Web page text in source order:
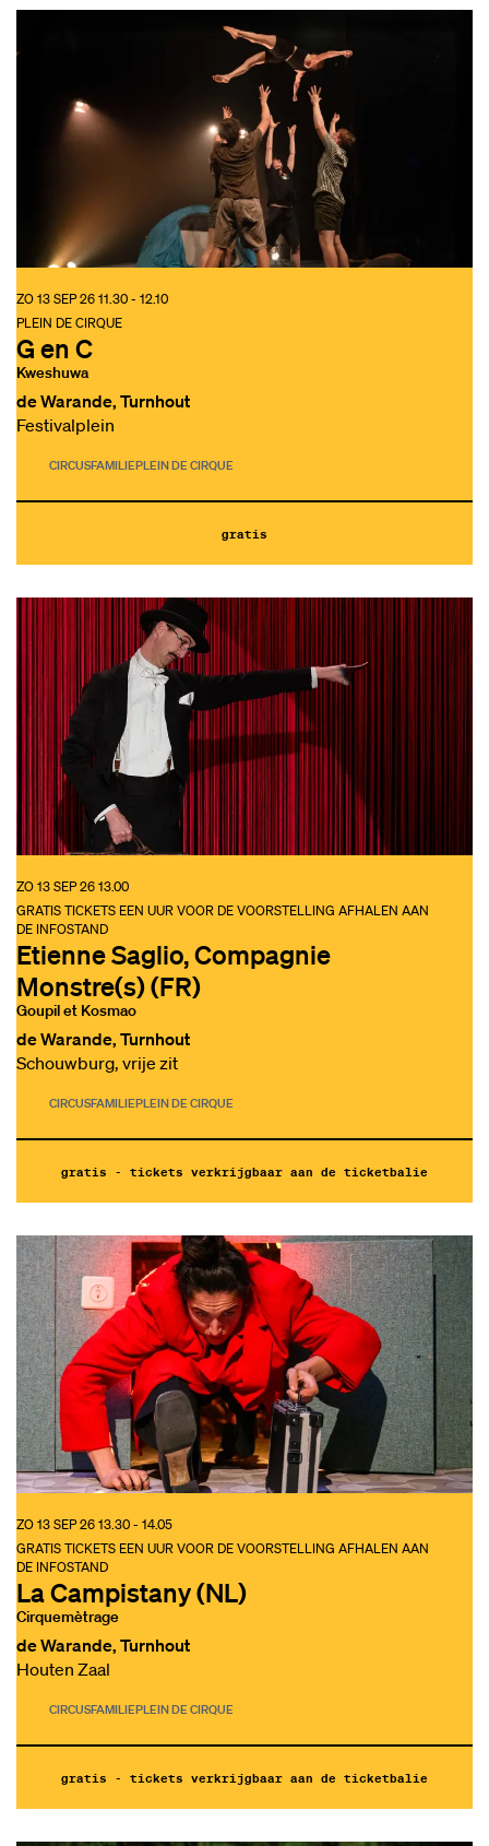
G en C
Kweshuwa
PLEIN DE CIRQUE
ZO 13 SEP 2611.30 - 12.10
de Warande, Turnhout
Festivalplein
CIRCUSFAMILIEPLEIN DE CIRQUE
gratis
Etienne Saglio, Compagnie
Monstre(s) (FR)
Goupil et Kosmao
GRATIS TICKETS EEN UUR VOOR DE VOORSTELLING AFHALEN AAN
DE INFOSTAND
ZO 13 SEP 2613.00
de Warande, Turnhout
Schouwburg, vrije zit
CIRCUSFAMILIEPLEIN DE CIRQUE
gratis - tickets verkrijgbaar aan de ticketbalie
La Campistany (NL)
Cirquemètrage
GRATIS TICKETS EEN UUR VOOR DE VOORSTELLING AFHALEN AAN
DE INFOSTAND
ZO 13 SEP 2613.30 - 14.05
de Warande, Turnhout
Houten Zaal
CIRCUSFAMILIEPLEIN DE CIRQUE
gratis - tickets verkrijgbaar aan de ticketbalie